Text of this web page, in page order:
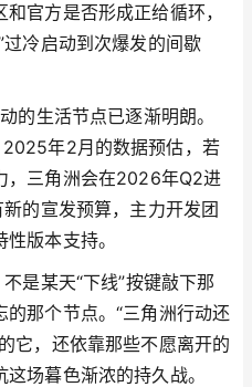
官方是否形成正给循环，
冷启动到次爆发的间歇
的生活节点已逐渐明朗。
年2月的数据预估，若
，三角洲会在2026年Q2进
的宣发预算，主力开发团
版本支持。
是某天“下线”按键敲下那
那个节点。“三角洲行动还
它，还依靠那些不愿离开的
场暮色渐浓的持久战。